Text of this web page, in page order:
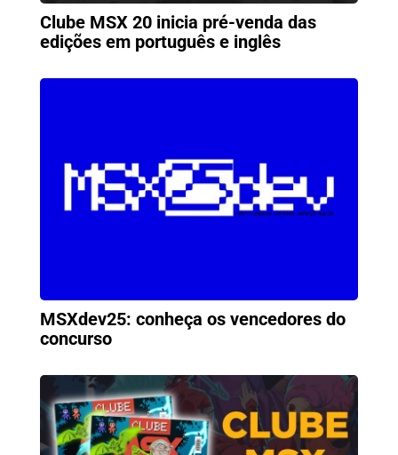
Clube MSX 20 inicia pré-venda das
edições em português e inglês
MSXdev25: conheça os vencedores do
concurso